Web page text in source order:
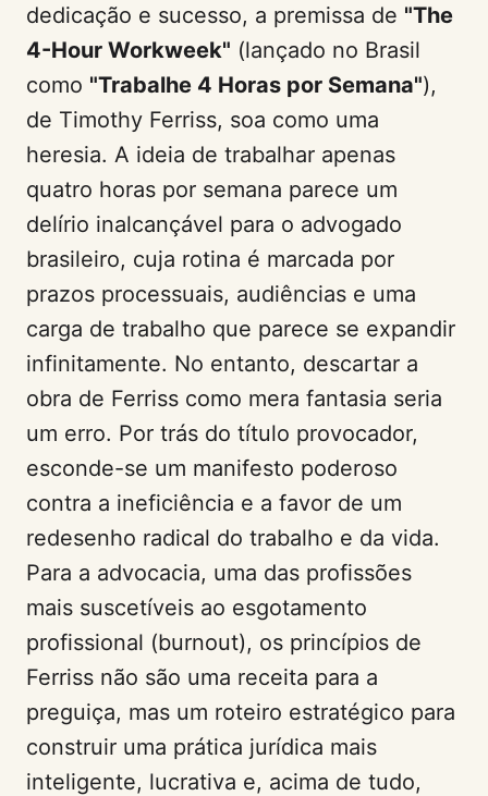
dedicação e sucesso, a premissa de "The
4-Hour Workweek" (lançado no Brasil
como "Trabalhe 4 Horas por Semana"),
de Timothy Ferriss, soa como uma
heresia. A ideia de trabalhar apenas
quatro horas por semana parece um
delírio inalcançável para o advogado
brasileiro, cuja rotina é marcada por
prazos processuais, audiências e uma
carga de trabalho que parece se expandir
infinitamente. No entanto, descartar a
obra de Ferriss como mera fantasia seria
um erro. Por trás do título provocador,
esconde-se um manifesto poderoso
contra a ineficiência e a favor de um
redesenho radical do trabalho e da vida.
Para a advocacia, uma das profissões
mais suscetíveis ao esgotamento
profissional (burnout), os princípios de
Ferriss não são uma receita para a
preguiça, mas um roteiro estratégico para
construir uma prática jurídica mais
inteligente, lucrativa e, acima de tudo,